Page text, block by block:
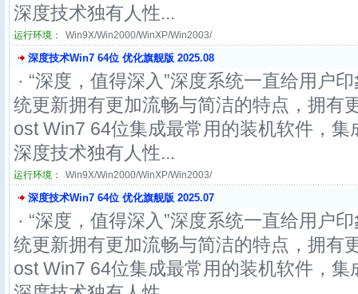
深度技术独有人性...
运行环境： Win9X/Win2000/WinXP/Win2003/
深度技术Win7 64位 优化旗舰版 2025.08
· “深度，值得深入”深度系统一直给用户
统更新拥有更加流畅与简洁的特点，拥有
ost Win7 64位集成最常用的装机软件，
深度技术独有人性...
运行环境： Win9X/Win2000/WinXP/Win2003/
深度技术Win7 64位 优化旗舰版 2025.07
· “深度，值得深入”深度系统一直给用户
统更新拥有更加流畅与简洁的特点，拥有
ost Win7 64位集成最常用的装机软件，